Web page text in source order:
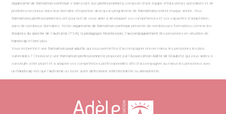
organisme de formation continue s’adressant auxprofessionnels, composé d’une équipe d’éducateurs spécialisés et de
praticiens reconnus dans leur domaine d’expertise ainsi qu’un programme deformations enrichi chaque année. Nos
formations professionnelles ont pour but de vous aider à développer vos compétences et vos capacités d’adaptation
dans de nombreux domaines. Notreorganisme de formation continueprésente de nombreuses formations comme les
troubles du spectre de l’autisme (TSA), lapédagogie Montessori, l’accompagnement des personnes en situation de
handicapet bien plus.
Vous recherchez uneformation pour adulte qui vous permettra d’accompagner encore mieux les personnes les plus
vulnérables ? Choisissez uneformation professionnelle proposée par l’Association Adèle de Glaubitzqui vous aidera à
construire votre projet et à adapter vos compétences professionnelles afin d’accompagner au mieux les personnes avec
unhandicap tels que l’autisme ou toute autre déficience intellectuelleou sensorielle